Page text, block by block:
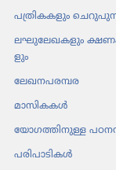
പത്രി​ക​ക​ളും
ലഘു​ലേ​ഖ​ക​ളും
ളും
ലേഖന​പ​രമ്പര
മാസി​കകൾ
യോഗ​ത്തി​നു​ള്ള
പരിപാ​ടി​കൾ